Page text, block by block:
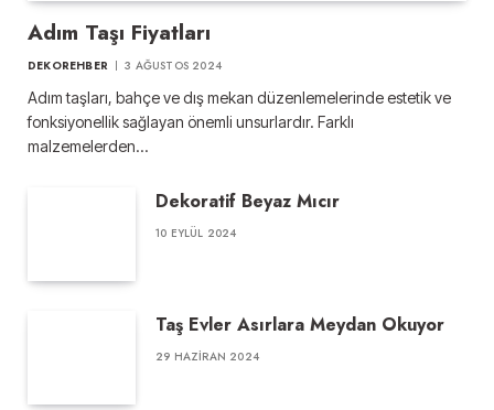
Adım Taşı Fiyatları
DEKOREHBER 3 AĞUSTOS 2024
Adım taşları, bahçe ve dış mekan düzenlemelerinde estetik ve
fonksiyonellik sağlayan önemli unsurlardır. Farklı
malzemelerden…
Dekoratif Beyaz Mıcır
10 EYLÜL 2024
Taş Evler Asırlara Meydan Okuyor
29 HAZIRAN 2024